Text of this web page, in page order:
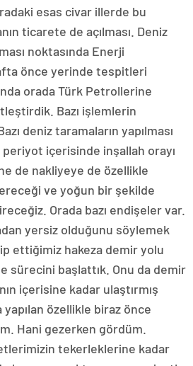
esas civar illerde bu
ticarete de açılması. Deniz
noktasında Enerji
önce yerinde tespitleri
orada Türk Petrollerine
Bazı işlemlerin
deniz taramaların yapılması
periyot içerisinde inşallah orayı
de nakliyeye de özellikle
ve yoğun bir şekilde
Orada bazı endişeler var.
yersiz olduğunu söylemek
ettiğimiz hakeza demir yolu
sürecini başlattık. Onu da demir
içerisine kadar ulaştırmış
yapılan özellikle biraz önce
Hani gezerken gördüm.
tekerleklerine kadar